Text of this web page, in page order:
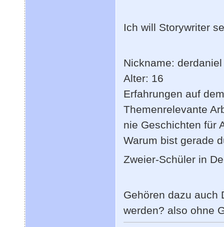
Ich will Storywriter
Nickname: derdaniel
Alter: 16
Erfahrungen auf
Themenrelevante
nie Geschichten für
Warum bist gerade
Zweier-Schüler in
Gehören dazu auch
werden? also ohne